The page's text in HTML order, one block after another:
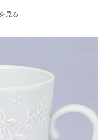
見る